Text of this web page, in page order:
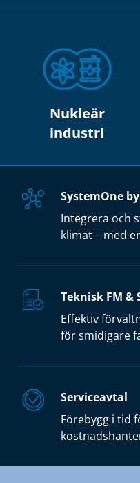
Nukleär
industri
SystemOne
Integrera och
klimat – med
Teknisk FM &
Effektiv
för smidigare
Serviceavtal
Förebygg i tid